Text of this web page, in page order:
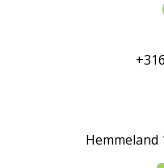
Hemmeland